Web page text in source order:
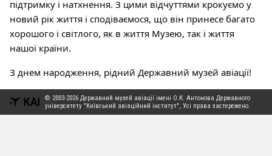
підтримку і натхнення. З цими відчуттями крокуємо у
новий рік життя і сподіваємося, що він принесе багато
хорошого і світлого, як в життя Музею, так і життя
нашої країни.
З днем народження, рідний Державний музей авіації!
© 2003-2026 Державний музей авіації імені О.К. Антонова Державного
університету "Київський авіаційний інститут", Усі права застережено.